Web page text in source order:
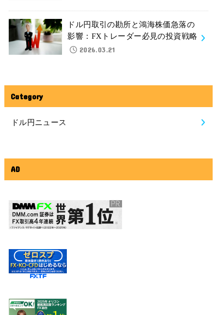
ドル円取引の勘所と鴻海株価急落の
影響：FXトレーダー必見の投資戦略
2026.03.21
Category
ドル円ニュース
AD